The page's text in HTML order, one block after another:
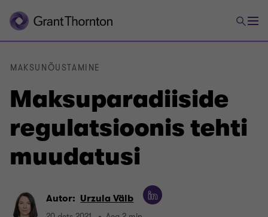
Maksuparadiiside
regulatsioonis tehti
muudatusi
MAKSUNÕUSTAMINE
Autor: Urzula Välb